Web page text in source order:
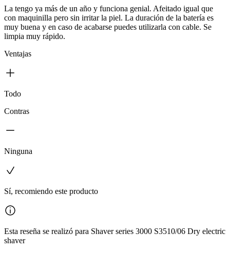
La tengo ya más de un año y funciona genial. Afeitado igual que
con maquinilla pero sin irritar la piel. La duración de la batería es
muy buena y en caso de acabarse puedes utilizarla con cable. Se
limpia muy rápido.
Ventajas
Todo
Contras
Ninguna
Sí, recomiendo este producto
Esta reseña se realizó para Shaver series 3000 S3510/06 Dry electric
shaver